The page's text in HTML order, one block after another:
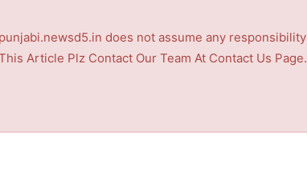
does not assume any responsibility
Article Plz Contact Our Team At Contact Us Page.